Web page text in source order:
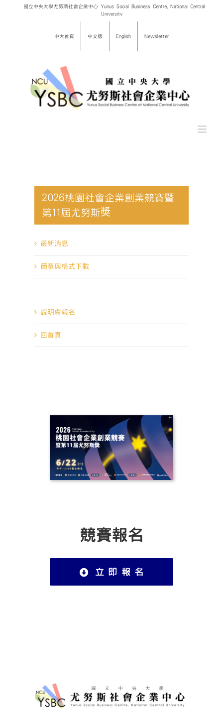
國立中央大學尤努斯社會企業中心 Yunus Social Business Centre, National Central
University
中大首頁 中文版 English Newsletter
競賽報名
立 即 報 名
2026桃園社會企業創業競賽暨
第11屆尤努斯奬
最新消息
簡章與格式下載
說明會報名
回首頁